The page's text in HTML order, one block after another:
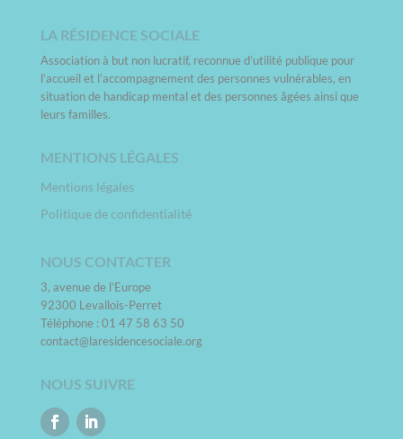
LA RÉSIDENCE SOCIALE
Association à but non lucratif, reconnue d’utilité publique pour
l’accueil et l’accompagnement des personnes vulnérables, en
situation de handicap mental et des personnes âgées ainsi que
leurs familles.
MENTIONS LÉGALES
Mentions légales
Politique de confidentialité
NOUS CONTACTER
3, avenue de l’Europe
92300 Levallois-Perret
Téléphone : 01 47 58 63 50
contact@laresidencesociale.org
NOUS SUIVRE